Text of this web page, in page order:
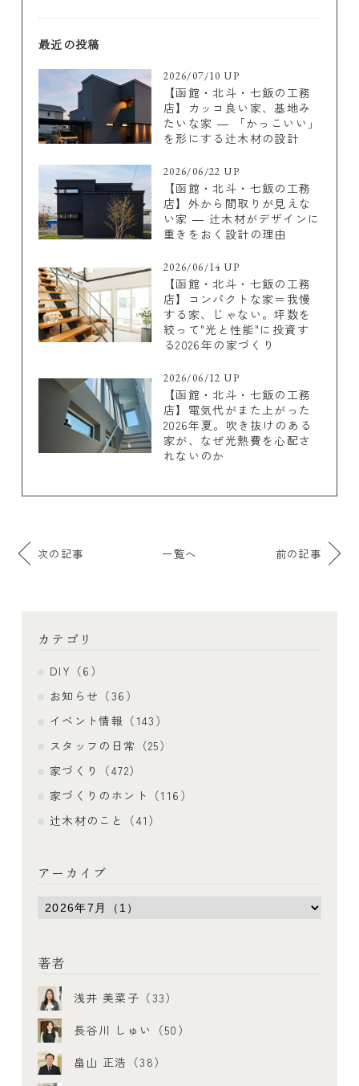
最近の投稿
2026/07/10 UP
【函館・北斗・七飯の工務
店】カッコ良い家、基地み
たいな家 ― 「かっこいい」
を形にする辻木材の設計
2026/06/22 UP
【函館・北斗・七飯の工務
店】外から間取りが見えな
い家 ― 辻木材がデザインに
重きをおく設計の理由
2026/06/14 UP
【函館・北斗・七飯の工務
店】コンパクトな家＝我慢
する家、じゃない。坪数を
絞って"光と性能"に投資す
る2026年の家づくり
2026/06/12 UP
【函館・北斗・七飯の工務
店】電気代がまた上がった
2026年夏。吹き抜けのある
家が、なぜ光熱費を心配さ
れないのか
次の記事 一覧へ 前の記事
カテゴリ
DIY（6）
お知らせ（36）
イベント情報（143）
スタッフの日常（25）
家づくり（472）
家づくりのホント（116）
辻木材のこと（41）
アーカイブ
著者
浅井 美菜子（33）
長谷川 しゅい（50）
畠山 正浩（38）